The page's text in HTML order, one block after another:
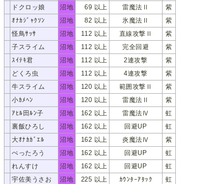
ドクロッ娘 沼地 69 以上 雷魔法Ⅱ 紫
ｵﾅｶｼﾞｬｸｿﾝ 沼地 82 以上 氷魔法Ⅱ 紫
怪鳥ｻｯｻ 沼地 112 以上 直線攻撃Ⅱ 紫
子スライム 沼地 112 以上 完全回避 紫
ｽｲﾃｷ君 沼地 112 以上 2連攻撃 紫
どくろ虫 沼地 112 以上 4連攻撃 紫
牛スライム 沼地 120 以上 範囲攻撃Ⅱ 紫
小ｶﾒﾍﾝ 沼地 120 以上 雷魔法Ⅱ 紫
ｱﾋﾙ田ﾙﾝ子 沼地 162 以上 雷魔法Ⅳ 虹
裏飯ひろし 沼地 162 以上 回避UP 虹
大ｵﾅｶｶﾞｴﾙ 沼地 162 以上 炎魔法Ⅳ 紫
ぺったろう 沼地 162 以上 回避UP 虹
れんすけ 沼地 162 以上 回避UP 虹
宇佐美うさお 沼地 225 以上 ｶｳﾝﾀｰｱﾀｯｸ 虹